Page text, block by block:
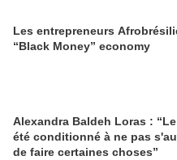
Les entrepreneurs
“Black Money” economy
Alexandra Baldeh Loras :
été conditionné à ne pas
de faire certaines choses”